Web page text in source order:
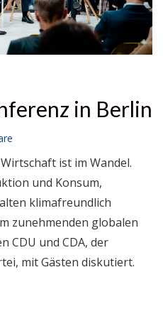
in Berlin
ist im Wandel.
und Konsum,
klimafreundlich
zunehmenden globalen
CDU und CDA, der
mit Gästen diskutiert.